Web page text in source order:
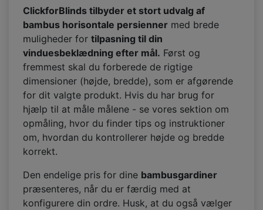
ClickforBlinds tilbyder et stort udvalg af
bambus horisontale persienner med brede
muligheder for tilpasning til din
vinduesbeklædning efter mål. Først og
fremmest skal du forberede de rigtige
dimensioner (højde, bredde), som er afgørende
for dit valgte produkt. Hvis du har brug for
hjælp til at måle målene - se vores sektion om
opmåling, hvor du finder tips og instruktioner
om, hvordan du kontrollerer højde og bredde
korrekt.
Den endelige pris for dine bambusgardiner
præsenteres, når du er færdig med at
konfigurere din ordre. Husk, at du også vælger